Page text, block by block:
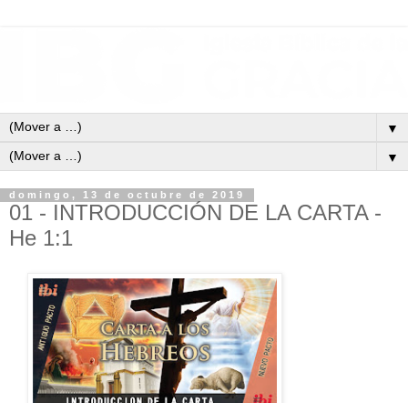
▼
▼
domingo, 13 de octubre de 2019
01 - INTRODUCCIÓN DE LA CARTA -
He 1:1